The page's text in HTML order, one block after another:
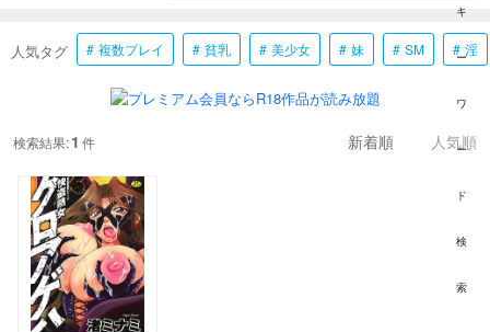
人気タグ 複数プレイ 貧乳 美少女 妹 SM 淫
検索結果:1 件 新着順 人気順